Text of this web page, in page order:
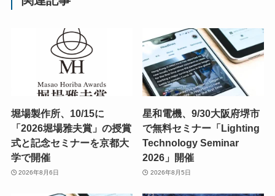
堀場製作所、10/15に
「2026堀場雅夫賞」の授賞
式と記念セミナーを京都大
学で開催
2026年8月6日
星和電機、9/30大阪府堺市
で無料セミナー「Lighting
Technology Seminar
2026」開催
2026年8月5日